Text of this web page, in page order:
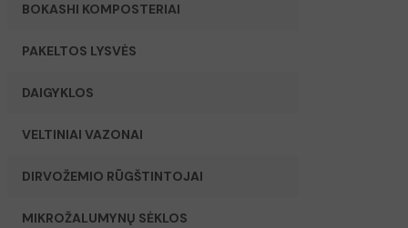
BOKASHI KOMPOSTERIAI
PAKELTOS LYSVĖS
DAIGYKLOS
VELTINIAI VAZONAI
DIRVOŽEMIO RŪGŠTINTOJAI
MIKROŽALUMYNŲ SĖKLOS